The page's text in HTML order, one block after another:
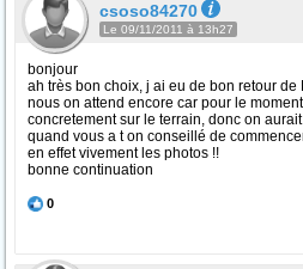
csoso84270
Le 09/11/2011 à 13h27
bonjour
ah très bon choix, j ai eu de bon retour de
nous on attend encore car pour le
concretement sur le terrain, donc on
quand vous a t on conseillé de
en effet vivement les photos !!
bonne continuation
0